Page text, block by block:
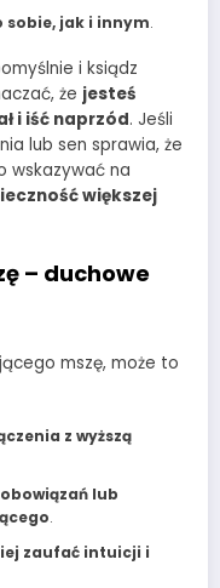
sobie, jak i innym.
i ksiądz
że jesteś
i iść naprzód. Jeśli
lub sen sprawia, że
wskazywać na
większej
– duchowe
mszę, może to
z wyższą
lub
.
zaufać intuicji i